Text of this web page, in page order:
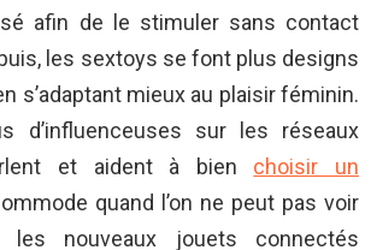
afin de le stimuler sans contact
les sextoys se font plus designs
s’adaptant mieux au plaisir féminin.
d’influenceuses sur les réseaux
et aident à bien choisir un
quand l’on ne peut pas voir
les nouveaux jouets connectés